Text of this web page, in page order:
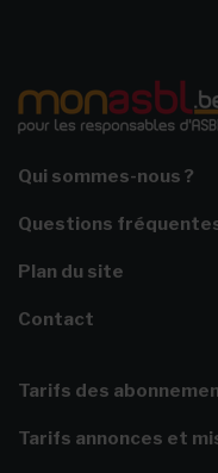
Qui sommes-nous ?
Questions
Plan du site
Contact
Tarifs des
Tarifs annonces et